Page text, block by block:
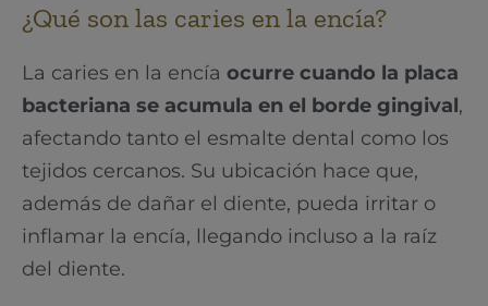
¿Qué son las caries en la encía?
La caries en la encía ocurre cuando la placa
bacteriana se acumula en el borde gingival,
afectando tanto el esmalte dental como los
tejidos cercanos. Su ubicación hace que,
además de dañar el diente, pueda irritar o
inflamar la encía, llegando incluso a la raíz
del diente.